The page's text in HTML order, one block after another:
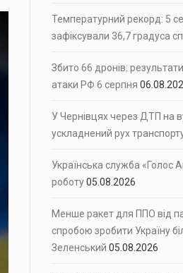
Температурний рекорд: 5
зафіксували 36,7 градуса
Збито 66 дронів:
атаки РФ 6 серпня
У Чернівцях через ДТП на
ускладнений рух
Українська служба «Голос
роботу05.08.2026
Менше ракет для ППО від
спробою зробити Україну
Зеленський 05.08.2026